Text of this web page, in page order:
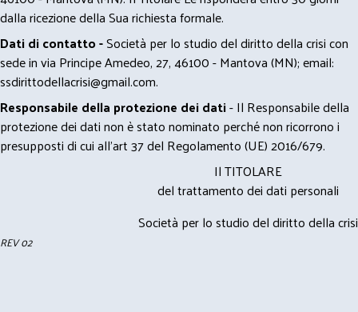
dalla ricezione della Sua richiesta formale.
Dati di contatto -Società per lo studio del diritto della crisi con
sede in via Principe Amedeo, 27, 46100 - Mantova (MN); email:
ssdirittodellacrisi@gmail.com.
Responsabile della protezione dei dati- Il Responsabile della
protezione dei dati non è stato nominato perché non ricorrono i
presupposti di cui all’art 37 del Regolamento (UE) 2016/679.
Il TITOLARE
del trattamento dei dati personali
Società per lo studio del diritto della crisi
REV 02